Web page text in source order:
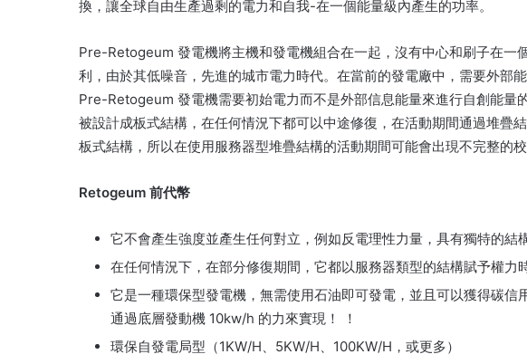
換，讓全球自由生產過剩的電力和自我-在一個能量級內產生的功率。
Pre-Retogeum 發電機將主機和發電機組合在一起，沒有中心和刷子在一
利，由於其低噪音，先進的城市電力時代。 在當前的發電廠中，需要外部
Pre-Retogeum 發電機需要初始電力而不是外部信息能量來進行自創能量
被設計成板式結構，在任何情況下都可以中途修復，在活動期間通過堆疊結
板式結構，所以在使用服務器型堆疊結構的活動期間可能會出現不完整的校
Retogeum 前代幣
它不會產生強度並產生任何對立，例如反電理性力量，具有獨特的結構
在任何情況下，在部分修復期間，它都以服務器類型的結構賦予權力時
它是一種環保型發電機，無需使用石油即可發電，並且可以獲得碳
通過底層發動機 10kw/h 的力來實現！ ！
環保自發電局型（1KW/H、5KW/H、100KW/H，或更多）